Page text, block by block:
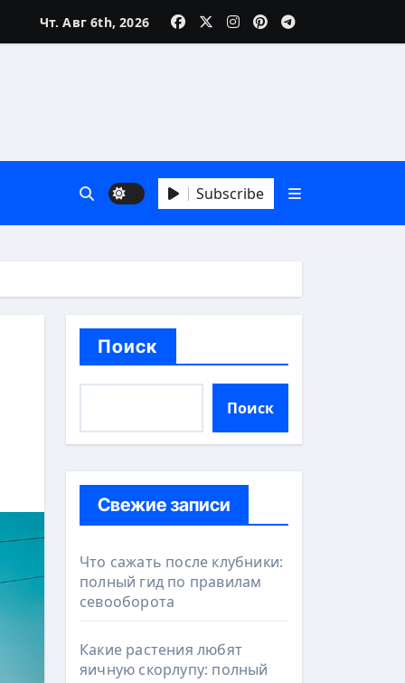
Чт. Авг 6th, 2026
Subscribe
Поиск
Поиск
Свежие записи
Что сажать после клубники:
полный гид по правилам
севооборота
Какие растения любят
яичную скорлупу: полный